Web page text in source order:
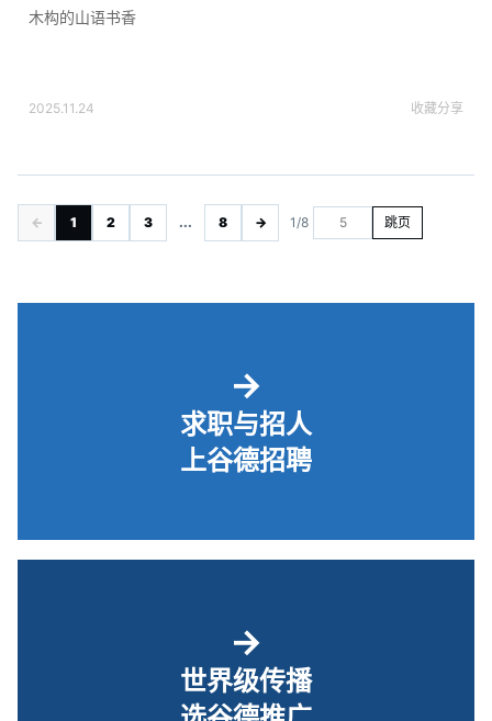
木构的山语书香
2025.11.24 收藏分享
← 1 2 3 ... 8 → 1/8 跳页
→
求职与招人
上谷德招聘
→
世界级传播